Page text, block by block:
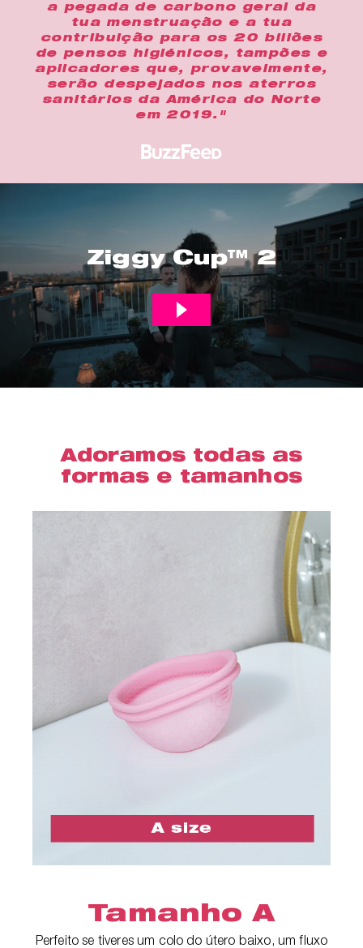
a pegada de carbono geral da
tua menstruação e a tua
contribuição para os 20 biliões
de pensos higiénicos, tampões e
aplicadores que, provavelmente,
serão despejados nos aterros
sanitários da América do Norte
em 2019."
Ziggy Cup™ 2
Adoramos todas as
formas e tamanhos
Tamanho A
Perfeito se tiveres um colo do útero baixo, um fluxo